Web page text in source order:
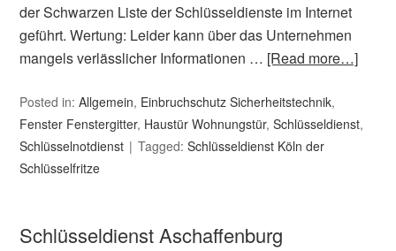
der Schwarzen Liste der Schlüsseldienste im Internet
geführt. Wertung: Leider kann über das Unternehmen
mangels verlässlicher Informationen … [Read more…]
Posted in:Allgemein, Einbruchschutz Sicherheitstechnik,
Fenster Fenstergitter, Haustür Wohnungstür,Schlüsseldienst,
Schlüsselnotdienst
Tagged:Schlüsseldienst Köln der
Schlüsselfritze
Schlüsseldienst Aschaffenburg